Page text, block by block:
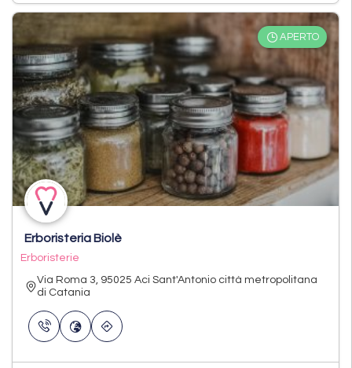
APERTO
Erboristeria Biolè
Erboristerie
Via Roma 3, 95025 Aci Sant'Antonio città metropolitana
di Catania